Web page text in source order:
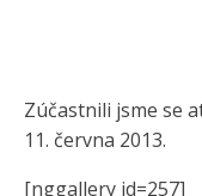
Zúčastnili jsme se
11. června 2013.
[nggallery id=257]